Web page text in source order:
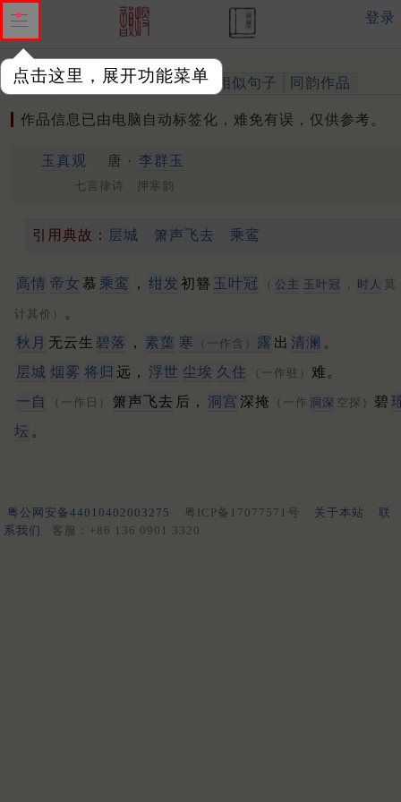
点击这里，展开功能菜单
登录
作品 标注四声 出处、引用 相似句子 同韵作品
作品信息已由电脑自动标签化，难免有误，仅供参考。
玉真观 唐 · 李群玉
七言律诗 押寒韵
引用典故： 层城 箫声飞去 乘鸾
高情 帝女 慕 乘鸾 ， 绀发 初簪 玉叶冠 （ 公主 玉叶冠 ， 时人 莫
计其价）
。
秋月 无云生 碧落 ， 素蕖 寒 （一作含） 露 出 清澜 。
层城 烟雾 将归 远， 浮世 尘埃 久住 （一作驻） 难。
一自
（一作日） 箫声飞去 后， 洞宫 深掩 （一作 洞深 空探） 碧
坛 。
粤公网安备44010402003275 粤ICP备17077571号 关于本站
联
系我们
客服：+86 136 0901 3320